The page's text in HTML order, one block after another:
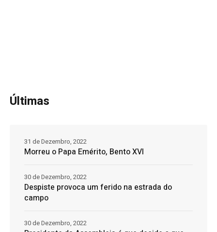
Últimas
Morreu o Papa Emérito, Bento XVI
31 de Dezembro, 2022
Despiste provoca um ferido na estrada do
campo
30 de Dezembro, 2022
30 de Dezembro, 2022